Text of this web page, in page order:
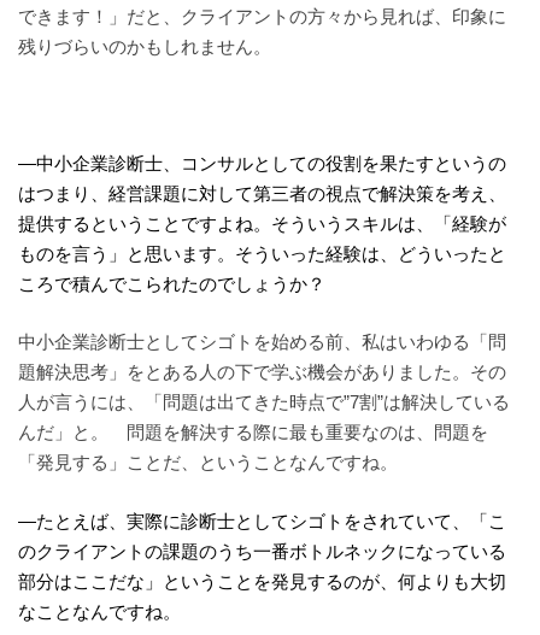
できます！」だと、クライアントの方々から見れば、印象に
残りづらいのかもしれません。
—中小企業診断士、コンサルとしての役割を果たすというの
はつまり、経営課題に対して第三者の視点で解決策を考え、
提供するということですよね。そういうスキルは、「経験が
ものを言う」と思います。そういった経験は、どういったと
ころで積んでこられたのでしょうか？
中小企業診断士としてシゴトを始める前、私はいわゆる「問
題解決思考」をとある人の下で学ぶ機会がありました。その
人が言うには、「問題は出てきた時点で”7割”は解決している
んだ」と。 問題を解決する際に最も重要なのは、問題を
「発見する」ことだ、ということなんですね。
—たとえば、実際に診断士としてシゴトをされていて、「こ
のクライアントの課題のうち一番ボトルネックになっている
部分はここだな」ということを発見するのが、何よりも大切
なことなんですね。